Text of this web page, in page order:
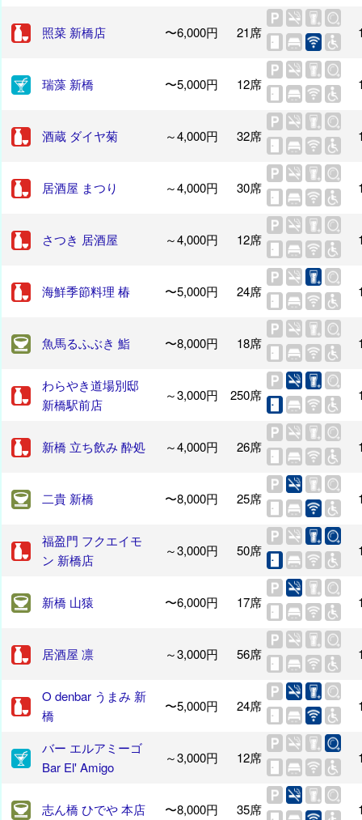
照菜 新橋店 〜6,000円 21席
瑞藻 新橋 〜5,000円 12席
酒蔵 ダイヤ菊 ～4,000円 32席
居酒屋 まつり ～4,000円 30席
さつき 居酒屋 ～4,000円 12席
海鮮季節料理 椿 〜5,000円 24席
魚馬るふぶき 鮨 〜8,000円 18席
わらやき道場別邸
新橋駅前店
～3,000円 250席
新橋 立ち飲み 酔処 ～4,000円 26席
二貴 新橋 〜8,000円 25席
福盈門 フクエイモ
ン 新橋店
～3,000円 50席
新橋 山猿 〜6,000円 17席
居酒屋 凛 ～3,000円 56席
O denbar うまみ 新
橋
〜5,000円 24席
バー エルアミーゴ
Bar El' Amigo
～3,000円 12席
志ん橋 ひでや 本店 〜8,000円 35席